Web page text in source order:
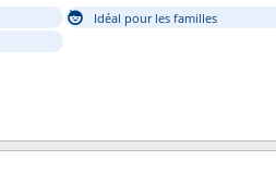
Idéal pour les familles